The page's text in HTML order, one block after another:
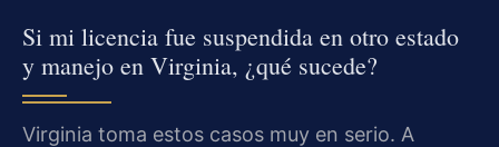
Si mi licencia fue suspendida en otro estado
y manejo en Virginia, ¿qué sucede?
Virginia toma estos casos muy en serio. A